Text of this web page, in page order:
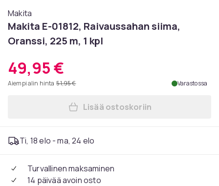
Makita
Makita E-01812, Raivaussahan siima,
Oranssi, 225 m, 1 kpl
49,95 €
Aiempi alin hinta 51,95 € Varastossa
Lisää Makita E-01812,
Lisää ostoskoriin
Ti, 18 elo - ma, 24 elo
Turvallinen maksaminen
14 päivää avoin osto